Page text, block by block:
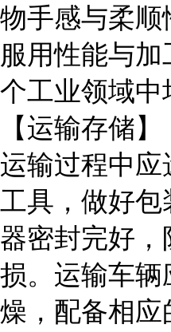
物手感与柔顺
服用性能与
个工业领域中
【运输存储】
运输过程中
工具，做好
器密封完好
损。运输车
燥，配备相应